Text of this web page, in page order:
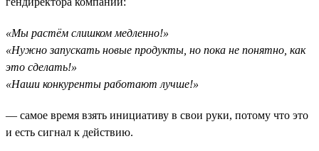
«Мы растём слишком медленно!»
«Нужно запускать новые продукты, но пока не понятно, как
это сделать!»
«Наши конкуренты работают лучше!»
— самое время взять инициативу в свои руки, потому что это
и есть сигнал к действию.